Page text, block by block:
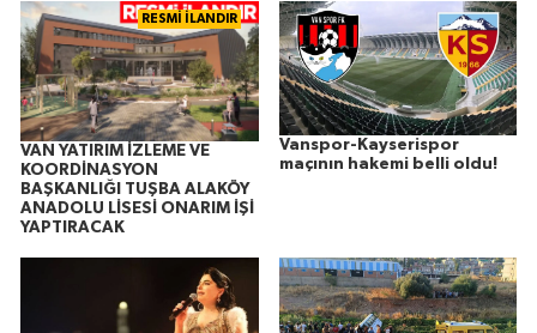
RESMİ İLANDIR
VAN YATIRIM İZLEME VE
KOORDİNASYON
BAŞKANLIĞI TUŞBA ALAKÖY
ANADOLU LİSESİ ONARIM İŞİ
YAPTIRACAK
Vanspor-Kayserispor
maçının hakemi belli oldu!